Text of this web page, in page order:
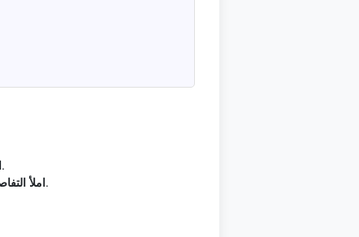
— حدد ما يجب أن يوضحه قالب قائمة مهام قبل إدخال التفاصيل، ثم اربطه بـسياق اليوم والمهمة الضرورية.
املأ— استخدم قائمة أولويات قصيرة ومهام بمواعيد وحالة لتسجيل المعلومات المهمة بدون نسخ غير ضروري.